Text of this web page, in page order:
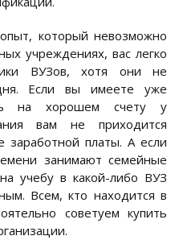
который невозможно
учреждениях, вас легко
ВУЗов, хотя они не
Если вы имеете уже
на хорошем счету у
вам не приходится
заработной платы. А если
занимают семейные
учебу в какой-либо ВУЗ
Всем, кто находится в
советуем купить